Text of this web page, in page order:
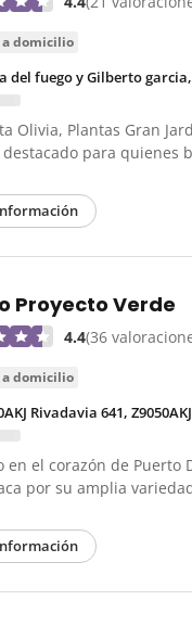
a domicilio
del fuego y Gilberto
Olivia, Plantas Gran
para quienes
Proyecto Verde
4.4(36
a domicilio
Rivadavia 641,
en el corazón de Puerto
por su amplia